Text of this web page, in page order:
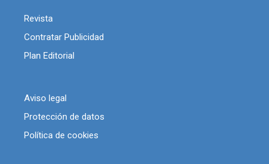
Revista
Contratar Publicidad
Plan Editorial
Aviso legal
Protección de datos
Política de cookies